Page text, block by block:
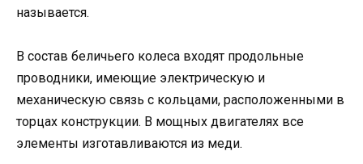
называется.
В состав беличьего колеса входят продольные
проводники, имеющие электрическую и
механическую связь с кольцами, расположенными в
торцах конструкции. В мощных двигателях все
элементы изготавливаются из меди.